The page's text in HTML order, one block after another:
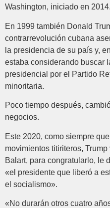
Washington, iniciado en 2014.
En 1999 también Donald
contrarrevolución cubana
la presidencia de su país y,
estaba considerando buscar
presidencial por el Partido
minoritaria.
Poco tiempo después,
negocios.
Este 2020, como siempre
movimientos titiriteros,
Balart, para congratularlo, le
«el presidente que liberó a
el socialismo».
«No durarán otros cuatro